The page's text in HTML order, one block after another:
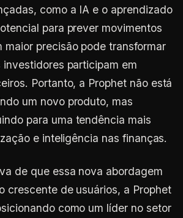
como a IA e o aprendizado
para prever movimentos
maior precisão pode transformar
investidores participam em
Portanto, a Prophet não está
um novo produto, mas
para uma tendência mais
e inteligência nas finanças.
de que essa nova abordagem
crescente de usuários, a Prophet
como um líder no setor